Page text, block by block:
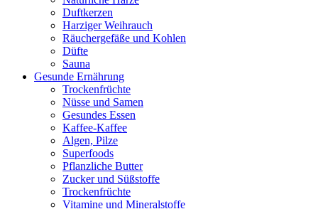
Duftkerzen
Harziger Weihrauch
Räuchergefäße und Kohlen
Düfte
Sauna
Gesunde Ernährung
Trockenfrüchte
Nüsse und Samen
Gesundes Essen
Kaffee-Kaffee
Algen, Pilze
Superfoods
Pflanzliche Butter
Zucker und Süßstoffe
Trockenfrüchte
Vitamine und Mineralstoffe